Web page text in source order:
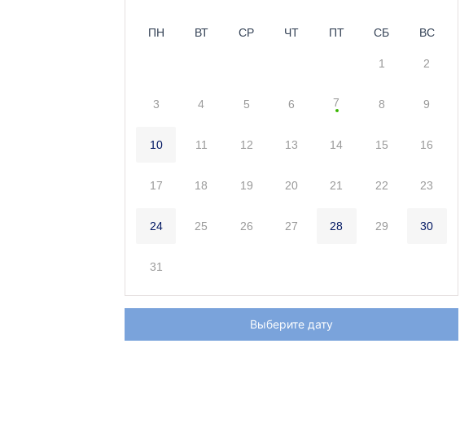
ПН ВТ СР ЧТ ПТ СБ ВС
1 2
3 4 5 6 7 8 9
10 11 12 13 14 15 16
17 18 19 20 21 22 23
24 25 26 27 28 29 30
31
Выберите дату